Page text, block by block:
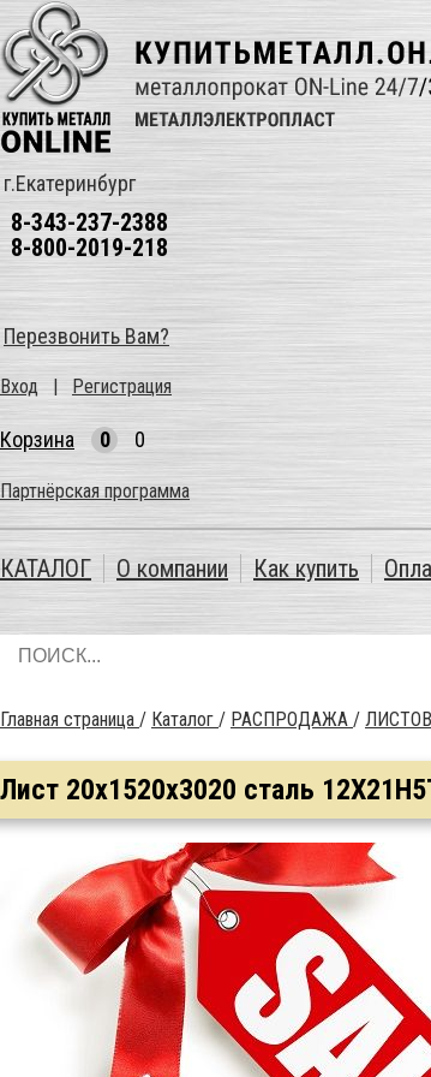
г.Екатеринбург
8-343-237-2388
8-800-2019-218
Перезвонить Вам?
Вход | Регистрация
Корзина 0 0
Партнёрская программа
КАТАЛОГ О компании Как купить
Главная страница / Каталог / РАСПРОДАЖА /
Лист 20х1520х3020 сталь